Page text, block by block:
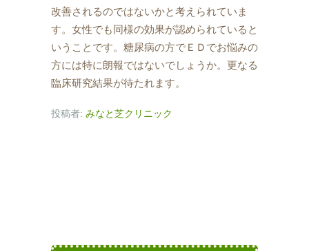
改善されるのではないかと考えられていま
す。女性でも同様の効果が認められていると
いうことです。糖尿病の方でＥＤでお悩みの
方には特に朗報ではないでしょうか。更なる
臨床研究結果が待たれます。
投稿者: みなと芝クリニック